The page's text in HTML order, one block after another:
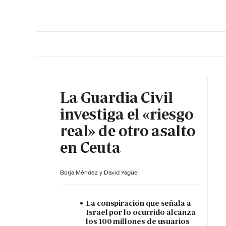
La Guardia Civil
investiga el «riesgo
real» de otro asalto
en Ceuta
Borja Méndez y David Yagüe
La conspiración que señala a
Israel por lo ocurrido alcanza
los 100 millones de usuarios